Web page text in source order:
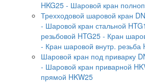
HKG25 - Шаровой кран
Трехходовой шаровой кран
- Шаровой кран стальной
резьбовой HTG25 - Кран
- Кран шаровой внутр. резьба
Шаровой кран под приварку
- Шаровой кран приварной
прямой HKW25